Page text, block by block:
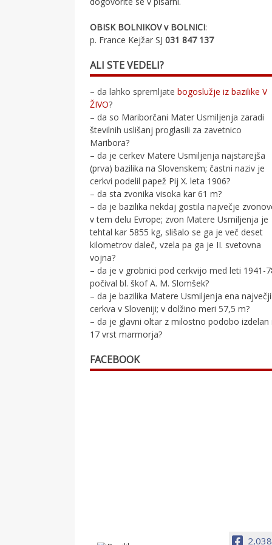
OBISK BOLNIKOV v BOLNICI:
p. France Kejžar SJ031 847 137
ALI STE VEDELI?
– da lahko spremljatebogoslužje iz bazilike V
ŽIVO?
– da so Mariborčani Mater Usmiljenja zaradi
številnih uslišanj proglasili za zavetnico
Maribora?
– da je cerkev Matere Usmiljenja najstarejša
(prva) bazilika na Slovenskem; častni naziv je
cerkvi podelil papež Pij X. leta 1906?
– da sta zvonika visoka kar 61 m?
– da je bazilika nekdaj gostila največje
v tem delu Evrope; zvon Matere Usmiljenja je
tehtal kar 5855 kg, slišalo se ga je več deset
kilometrov daleč, vzela pa ga je II. svetovna
vojna?
– da je v grobnici pod cerkvijo med leti 1941-
počival bl. škof A. M. Slomšek?
– da je bazilika Matere Usmiljenja ena
cerkva v Sloveniji; v dolžino meri 57,5 m?
– da je glavni oltar z milostno podobo izdelan
17 vrst marmorja?
FACEBOOK
2,038